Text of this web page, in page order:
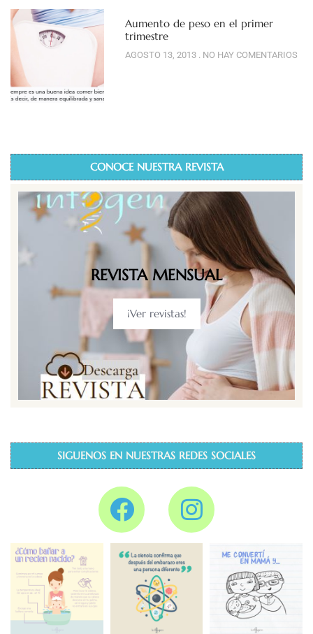
Aumento de peso en el primer
trimestre
AGOSTO 13, 2013 NO HAY COMENTARIOS
CONOCE NUESTRA REVISTA
REVISTA MENSUAL
¡Ver revistas!
SIGUENOS EN NUESTRAS REDES SOCIALES